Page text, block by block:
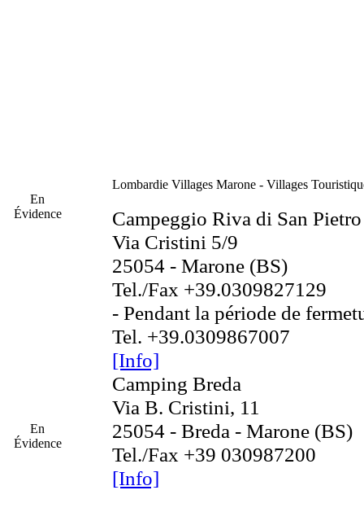
En
Évidence
En
Évidence
Lombardie Villages Marone - Villages
Campeggio Riva di San Pietro
Via Cristini 5/9
25054 - Marone (BS)
Tel./Fax +39.0309827129
- Pendant la période de
Tel. +39.0309867007
[Info]
Camping Breda
Via B. Cristini, 11
25054 - Breda - Marone (BS)
Tel./Fax +39 030987200
[Info]